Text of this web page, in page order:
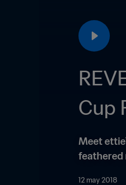
Cup
Meet
feathered
12 may 2018